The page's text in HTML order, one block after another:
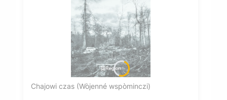
Chajowi czas (Wòjenné wspòminczi)